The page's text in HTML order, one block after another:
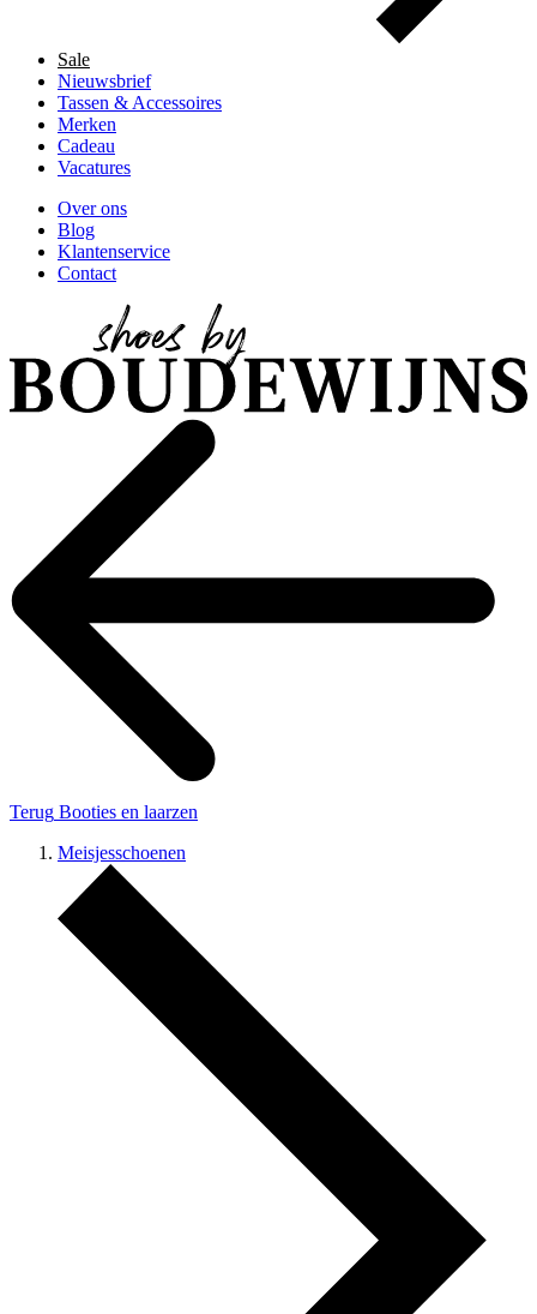
Sale
Nieuwsbrief
Tassen & Accessoires
Merken
Cadeau
Vacatures
Over ons
Blog
Klantenservice
Contact
Terug Booties en laarzen
Meisjesschoenen